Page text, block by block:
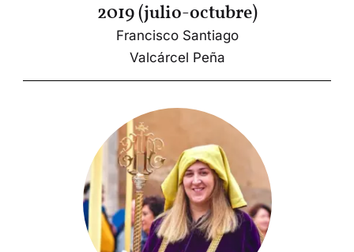
2019 (julio-octubre)
Francisco Santiago
Valcárcel Peña